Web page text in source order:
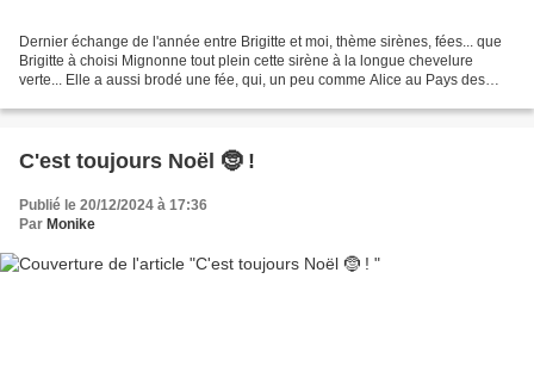
Dernier échange de l'année entre Brigitte et moi, thème sirènes, fées... que
Brigitte à choisi Mignonne tout plein cette sirène à la longue chevelure
verte... Elle a aussi brodé une fée, qui, un peu comme Alice au Pays des
C'est toujours Noël 🤶 !
Publié le 20/12/2024 à 17:36
Par Monike